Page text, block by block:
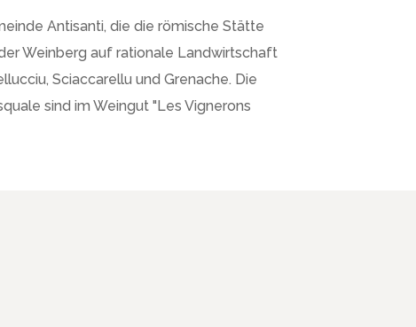
Antisanti, die die römische Stätte
Weinberg auf rationale Landwirtschaft
Sciaccarellu und Grenache. Die
sind im Weingut "Les Vignerons